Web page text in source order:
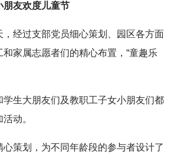
朋友欢度儿童节
，经过支部党员细心策划、园区各方面
家属志愿者们的精心布置，“童趣乐
学生大朋友们及教职工子女小朋友们都
动。
心策划，为不同年龄段的参与者设计了